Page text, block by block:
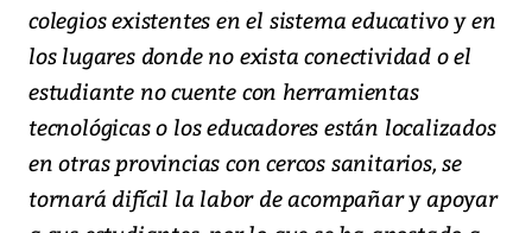
colegios existentes en el sistema educativo y en
los lugares donde no exista conectividad o el
estudiante no cuente con herramientas
tecnológicas o los educadores están localizados
en otras provincias con cercos sanitarios, se
tornará difícil la labor de acompañar y apoyar